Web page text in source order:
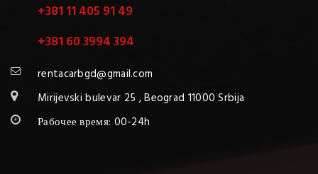
+381 11 405 91 49
+381 60 3994 394
rentacarbgd@gmail.com
Mirijevski bulevar 25 , Beograd 11000 Srbija
Рабочее время: 00-24h